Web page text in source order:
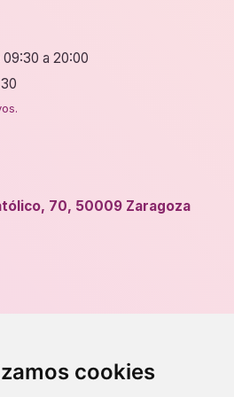
cookies
09:30 a 20:00
70, 50009 Zaragoza